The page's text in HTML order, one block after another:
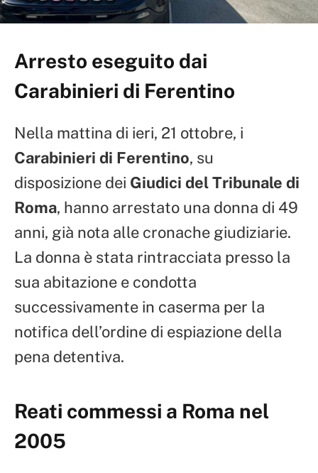
Arresto eseguito dai
Carabinieri di Ferentino
Nella mattina di ieri, 21 ottobre, i
Carabinieri di Ferentino, su
disposizione dei Giudici del Tribunale di
Roma, hanno arrestato una donna di 49
anni, già nota alle cronache giudiziarie.
La donna è stata rintracciata presso la
sua abitazione e condotta
successivamente in caserma per la
notifica dell’ordine di espiazione della
pena detentiva.
Reati commessi a Roma nel
2005